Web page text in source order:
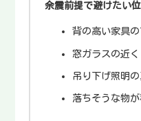
余震前提で避けたい
背の高い家具
窓ガラスの近く
吊り下げ照明
落ちそうな物